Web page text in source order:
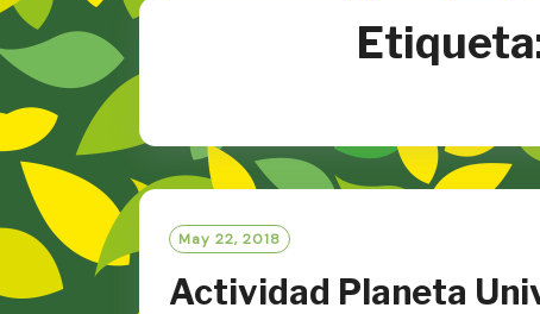
May 22, 2018
Actividad Planeta